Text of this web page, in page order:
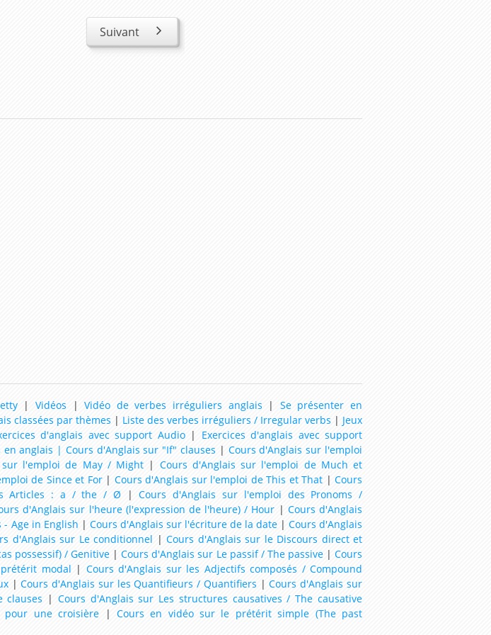
Suivant
| Vidéos |Vidéo de verbes irréguliers anglais | Se présenter en
classées par thèmes | Liste des verbes irréguliers / Irregular verbs | Jeux
d'anglais avec support Audio| Exercices d'anglais avec support
en anglais | Cours d'Anglais sur "If" clauses | Cours d'Anglais sur l'emploi
sur l'emploi de May / Might | Cours d'Anglais sur l'emploi de Much et
de Since et For| Cours d'Anglais sur l'emploi de This et That |Cours
Articles : a / the / Ø |Cours d'Anglais sur l'emploi des Pronoms /
d'Anglais sur l'heure (l'expression de l'heure) / Hour | Cours d'Anglais
- Age in English | Cours d'Anglais sur l'écriture de la date| Cours d'Anglais
d'Anglais sur Le conditionnel | Cours d'Anglais sur le Discours direct et
possessif) / Genitive |Cours d'Anglais sur Le passif / The passive|Cours
modal | Cours d'Anglais sur les Adjectifs composés / Compound
|Cours d'Anglais sur les Quantifieurs / Quantifiers |Cours d'Anglais sur
clauses | Cours d'Anglais sur Les structures causatives / The causative
pour une croisière | Cours en vidéo sur le prétérit simple (The past